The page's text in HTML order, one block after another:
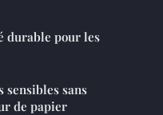
durable pour les
sensibles sans
de papier